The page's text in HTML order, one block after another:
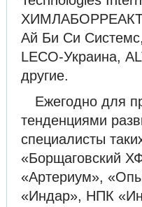
Ай Би Си
LECO-Украина,
другие.
Ежегодно для
тенденциями
специалисты
«Борщаговский
«Артериум»,
«Индар», НПК